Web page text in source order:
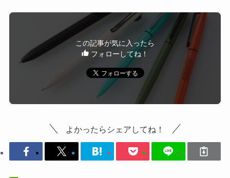
この記事が気に入ったら
フォローしてね！
よかったらシェアしてね！